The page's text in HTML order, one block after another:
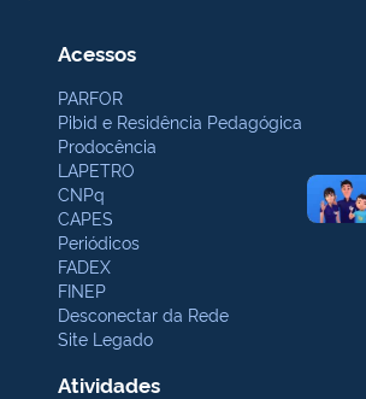
Acessos
PARFOR
Pibid e Residência Pedagógica
Prodocência
LAPETRO
CNPq
CAPES
Periódicos
FADEX
FINEP
Desconectar da Rede
Site Legado
Atividades